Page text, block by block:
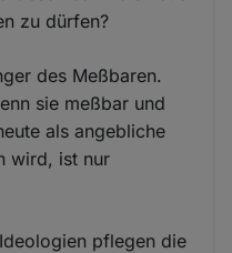
zu dürfen?
des Meßbaren.
sie meßbar und
als angebliche
wird, ist nur
pflegen die